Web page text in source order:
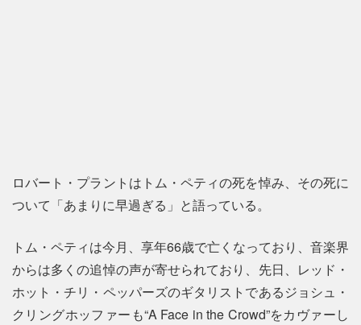
ロバート・プラントはトム・ペティの死を悼み、その死に
ついて「あまりに早過ぎる」と語っている。
トム・ペティは今月、享年66歳で亡くなっており、音楽界
からは多くの追悼の声が寄せられており、先日、レッド・
ホット・チリ・ペッパーズのギタリストであるジョシュ・
クリングホッファーも“A Face in the Crowd”をカヴァーし